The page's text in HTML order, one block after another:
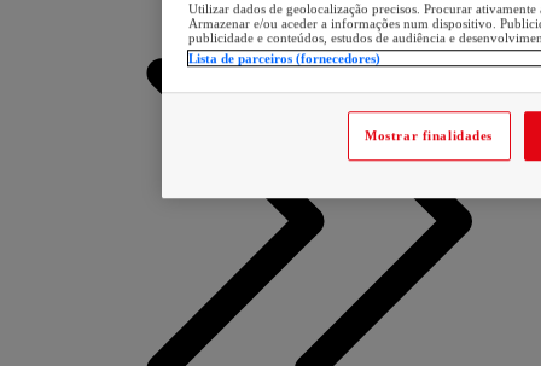
Utilizar dados de geolocalização precisos. Procurar
Armazenar e/ou aceder a informações num dispositivo.
publicidade e conteúdos, estudos de audiência e
Lista de parceiros (fornecedores)
Mostrar finalidades